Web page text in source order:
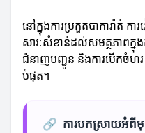
នៅក្នុងការប្រកួតបាការ៉ាត់ ការ
សារៈសំខាន់ដល់សមត្ថភាពក្នុង
ជំនាញបញ្ជូន និងការបើកចំហរ
បំផុត។
🔗 ការបកស្រាយអំពីមុខវិ